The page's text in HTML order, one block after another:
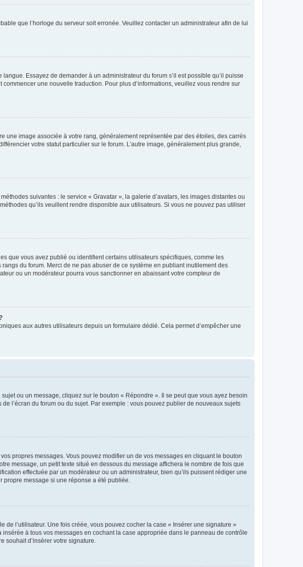
que l’horloge du serveur soit erronée. Veuillez contacter un administrateur afin de lui
Essayez de demander à un administrateur du forum s’il est possible qu’il puisse
une nouvelle traduction. Pour plus d’informations, veuillez vous rendre sur
une image associée à votre rang, généralement représentée par des étoiles, des carrés
votre statut particulier sur le forum. L’autre image, généralement plus grande,
suivantes : le service « Gravatar », la galerie d’avatars, les images distantes ou
qu’ils veuillent rendre disponible aux utilisateurs. Si vous ne pouvez pas utiliser
que vous avez publié ou identifient certains utilisateurs spécifiques, comme les
du forum. Merci de ne pas abuser de ce système en publiant inutilement des
ou un modérateur pourra vous sanctionner en abaissant votre compteur de
aux autres utilisateurs depuis un formulaire dédié. Cela permet d’empêcher une
ou un message, cliquez sur le bouton « Répondre ». Il se peut que vous ayez besoin
l’écran du forum ou du sujet. Par exemple : vous pouvez publier de nouveaux sujets
propres messages. Vous pouvez modifier un de vos messages en cliquant le bouton
message, un petit texte situé en dessous du message affichera le nombre de fois que
effectuée par un modérateur ou un administrateur, bien qu’ils puissent rédiger une
message si une réponse a été publiée.
l’utilisateur. Une fois créée, vous pouvez cocher la case « Insérer une signature »
à tous vos messages en cochant la case appropriée dans le panneau de contrôle
souhait d’insérer votre signature.